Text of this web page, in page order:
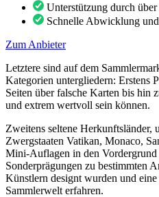
Unterstützung durch
Schnelle Abwicklung
Zum Anbieter
Letztere sind auf dem
Kategorien untergliedern: Erstens
Seiten über falsche Karten bis hin
und extrem wertvoll sein können.
Zweitens seltene Herkunftsländer,
Zwergstaaten Vatikan, Monaco,
Mini-Auflagen in den Vordergrund
Sonderprägungen zu bestimmten
Künstlern designt wurden und
Sammlerwelt erfahren.